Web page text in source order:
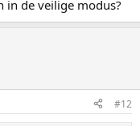
in de veilige modus?
#12